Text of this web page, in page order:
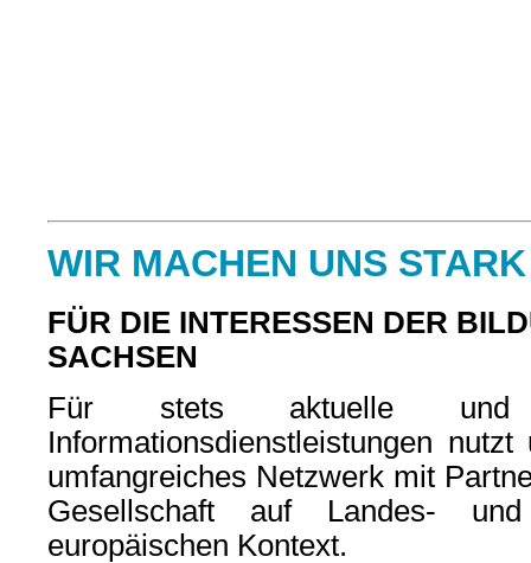
WIR MACHEN UNS STARK
FÜR DIE INTERESSEN DER
SACHSEN
Für stets aktuelle und
Informationsdienstleistungen
umfangreiches Netzwerk mit
Gesellschaft auf Landes-
europäischen Kontext.